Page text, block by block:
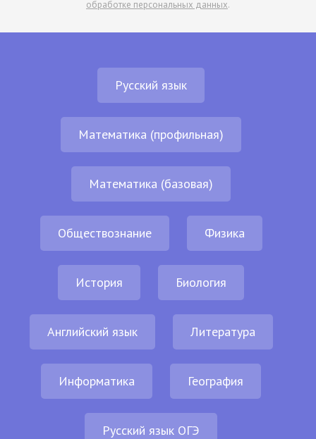
обработке персональных данных.
Русский язык
Математика (профильная)
Математика (базовая)
Обществознание Физика
История Биология
Английский язык Литература
Информатика География
Русский язык ОГЭ